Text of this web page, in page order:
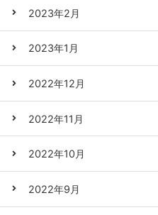
2023年2月
2023年1月
2022年12月
2022年11月
2022年10月
2022年9月